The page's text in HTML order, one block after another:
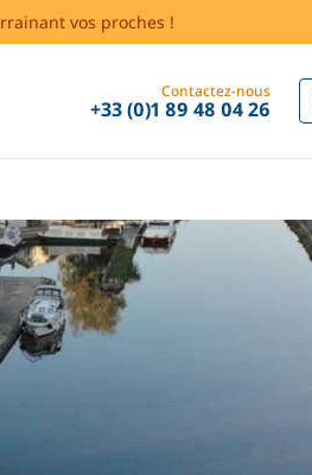
vos proches !
Contactez-nous
+33 (0)1 89 48 04 26